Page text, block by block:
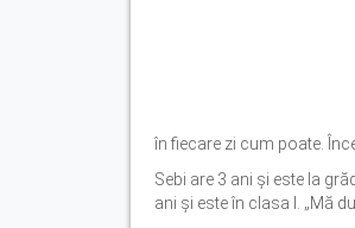
în fiecare zi cum poate.
Sebi are 3 ani și este la
ani și este în clasa I. „Mă